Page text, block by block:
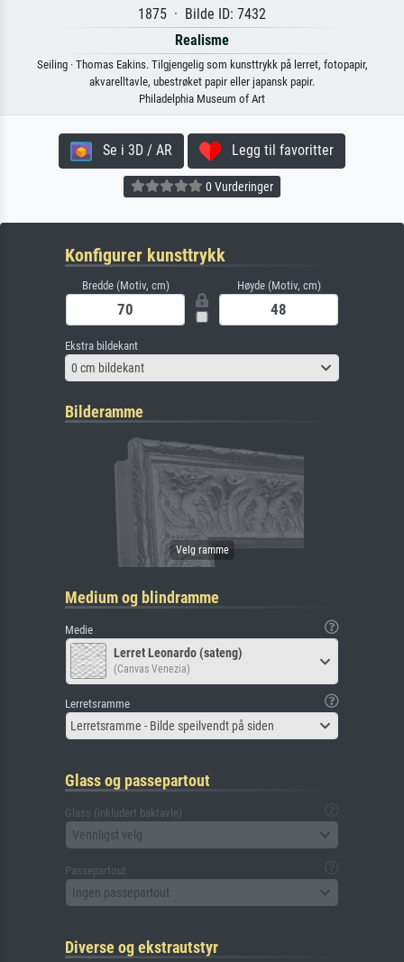
1875 · Bilde ID: 7432
Realisme
Seiling · Thomas Eakins. Tilgjengelig som kunsttrykk på lerret, fotopapir,
akvarelltavle, ubestrøket papir eller japansk papir.
Philadelphia Museum of Art
Se i 3D / AR Legg til favoritter
0 Vurderinger
Konfigurer kunsttrykk
Bredde (Motiv, cm) Høyde (Motiv, cm)
Ekstra bildekant
0 cm bildekant
Bilderamme
Medium og blindramme
Medie
Lerret Leonardo (sateng)
(Canvas Venezia)
Lerretsramme
Lerretsramme - Bilde speilvendt på siden
Glass og passepartout
Glass (inkludert baktavle)
Vennligst velg
Passepartout
Ingen passepartout
Diverse og ekstrautstyr